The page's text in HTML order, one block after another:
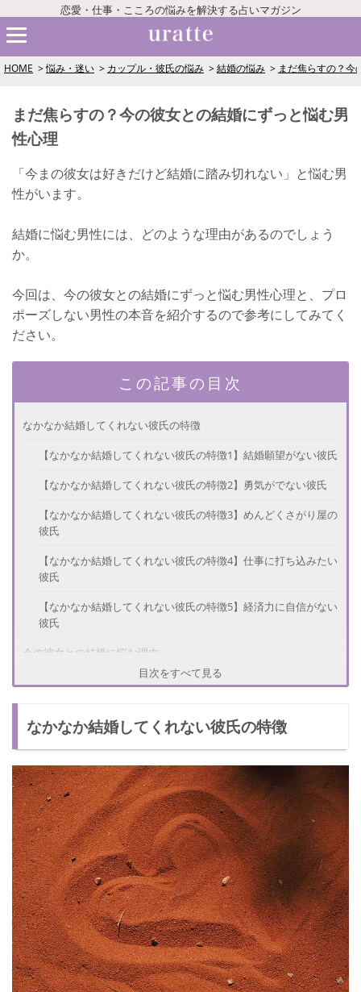
恋愛・仕事・こころの悩みを解決する占いマガジン
HOME 悩み・迷い カップル・彼氏の悩み 結婚の悩み まだ焦らすの？今
まだ焦らすの？今の彼女との結婚にずっと悩む男
性心理
「今まの彼女は好きだけど結婚に踏み切れない」と悩む男
性がいます。
結婚に悩む男性には、どのような理由があるのでしょう
か。
今回は、今の彼女との結婚にずっと悩む男性心理と、プロ
ポーズしない男性の本音を紹介するので参考にしてみてく
ださい。
この記事の目次
なかなか結婚してくれない彼氏の特徴
【なかなか結婚してくれない彼氏の特徴1】結婚願望がない彼氏
【なかなか結婚してくれない彼氏の特徴2】勇気がでない彼氏
【なかなか結婚してくれない彼氏の特徴3】めんどくさがり屋の
彼氏
【なかなか結婚してくれない彼氏の特徴4】仕事に打ち込みたい
彼氏
【なかなか結婚してくれない彼氏の特徴5】経済力に自信がない
彼氏
今の彼女との結婚に悩む理由
【今の彼女と結婚に悩む理由1】自分に問題があるパターン
このままプロポーズされない可能性はある？
彼氏と結婚したい！プロポーズしてもらう方法
目次をすべて見る
なかなか結婚してくれない彼氏の特徴